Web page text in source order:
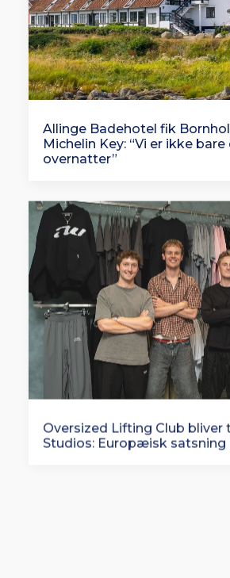
Allinge Badehotel fik
Michelin Key: “Vi er ikke
overnatter”
Oversized Lifting Club bliver
Studios: Europæisk satsning